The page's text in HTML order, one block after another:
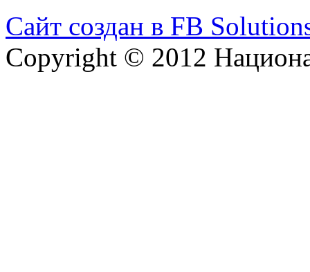
Сайт создан в FB
Copyright © 2012